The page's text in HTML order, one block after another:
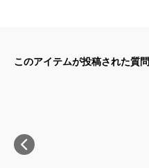
このアイテムが投稿された質問